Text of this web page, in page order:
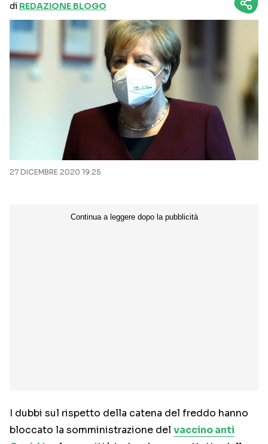
di REDAZIONE BLOGO
27 DICEMBRE 2020 19:25
I dubbi sul rispetto della catena del freddo hanno
bloccato la somministrazione del vaccino anti